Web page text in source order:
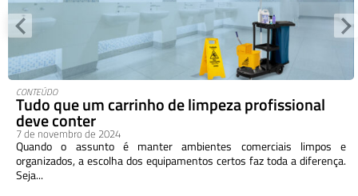
CONTEÚDO
Tudo que um carrinho de limpeza profissional
deve conter
7 de novembro de 2024
Quando o assunto é manter ambientes comerciais limpos e
organizados, a escolha dos equipamentos certos faz toda a diferença.
Seja...